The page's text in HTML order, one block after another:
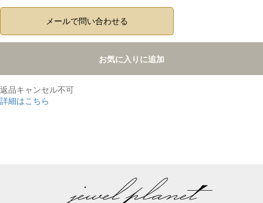
メールで問い合わせる
お気に入りに追加
返品キャンセル不可
詳細はこちら